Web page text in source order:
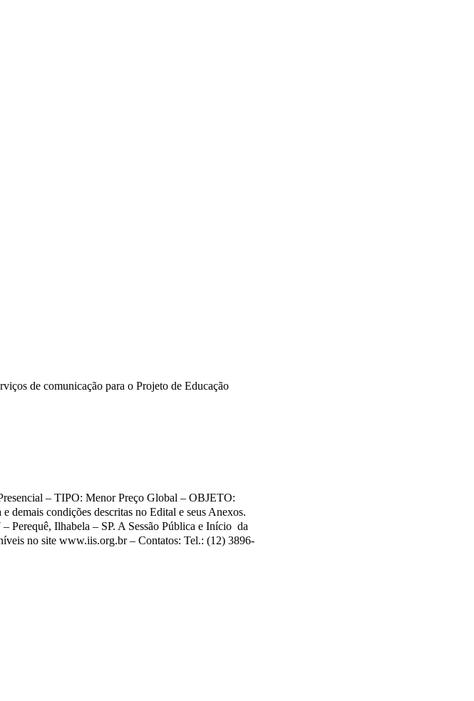
de comunicação para o Projeto de Educação
– TIPO: Menor Preço Global – OBJETO:
demais condições descritas no Edital e seus Anexos.
Perequê, Ilhabela – SP. A Sessão Pública e Início da
no site www.iis.org.br – Contatos: Tel.: (12) 3896-